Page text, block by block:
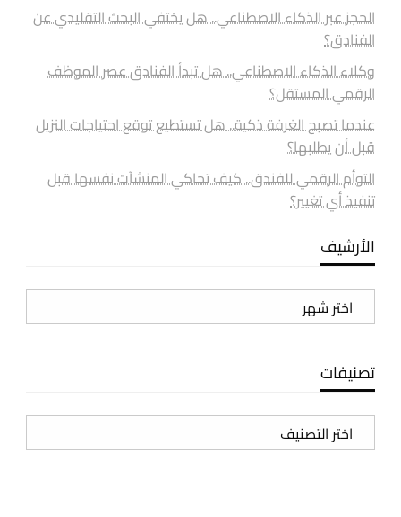
الحجز عبر الذكاء الاصطناعي.. هل يختفي البحث التقليدي عن
الفنادق؟
وكلاء الذكاء الاصطناعي.. هل تبدأ الفنادق عصر الموظف
الرقمي المستقل؟
عندما تصبح الغرفة ذكية.. هل تستطيع توقع احتياجات النزيل
قبل أن يطلبها؟
التوأم الرقمي للفندق.. كيف تحاكي المنشآت نفسها قبل
تنفيذ أي تغيير؟
الأرشيف
الأرشيف
تصنيفات
تصنيفات